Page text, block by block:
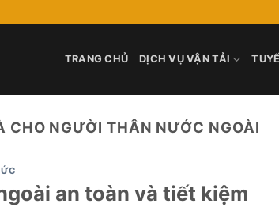
TRANG CHỦ DỊCH VỤ VẬN TẢI
CHO NGƯỜI THÂN NƯỚC NGOÀI
an toàn và tiết kiệm